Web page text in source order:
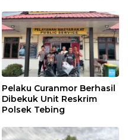
Internasional
Pelaku Curanmor Berhasil
Dibekuk Unit Reskrim
Polsek Tebing